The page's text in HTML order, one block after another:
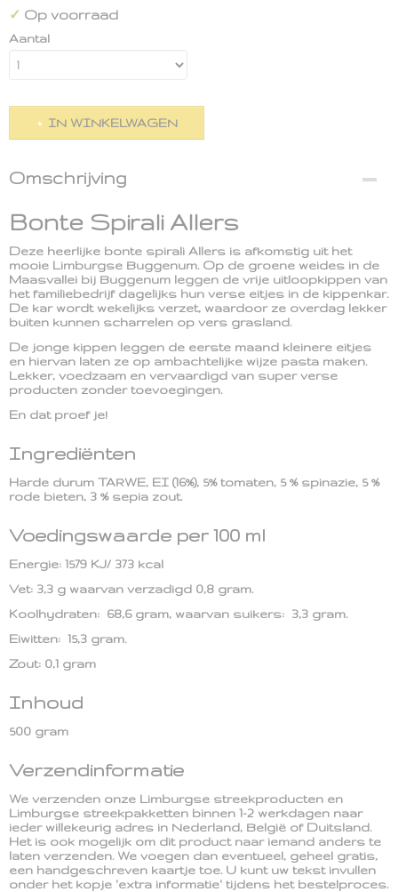
✓ Op voorraad
Aantal
IN WINKELWAGEN
Omschrijving
Bonte Spirali Allers
Deze heerlijke bonte spirali Allers is afkomstig uit het
mooie Limburgse Buggenum. Op de groene weides in de
Maasvallei bij Buggenum leggen de vrije uitloopkippen van
het familiebedrijf dagelijks hun verse eitjes in de kippenkar.
De kar wordt wekelijks verzet, waardoor ze overdag lekker
buiten kunnen scharrelen op vers grasland.
De jonge kippen leggen de eerste maand kleinere eitjes
en hiervan laten ze op ambachtelijke wijze pasta maken.
Lekker, voedzaam en vervaardigd van super verse
producten zonder toevoegingen.
En dat proef je!
Ingrediënten
Harde durum TARWE, EI (16%), 5% tomaten, 5 % spinazie, 5 %
rode bieten, 3 % sepia zout.
Voedingswaarde per 100 ml
Energie: 1579 KJ/ 373 kcal
Vet: 3,3 g waarvan verzadigd 0,8 gram.
Koolhydraten: 68,6 gram, waarvan suikers: 3,3 gram.
Eiwitten: 15,3 gram.
Zout: 0,1 gram
Inhoud
500 gram
Verzendinformatie
We verzenden onze Limburgse streekproducten en
Limburgse streekpakketten binnen 1-2 werkdagen naar
ieder willekeurig adres in Nederland, België of Duitsland.
Het is ook mogelijk om dit product naar iemand anders te
laten verzenden. We voegen dan eventueel, geheel gratis,
een handgeschreven kaartje toe. U kunt uw tekst invullen
onder het kopje 'extra informatie' tijdens het bestelproces.